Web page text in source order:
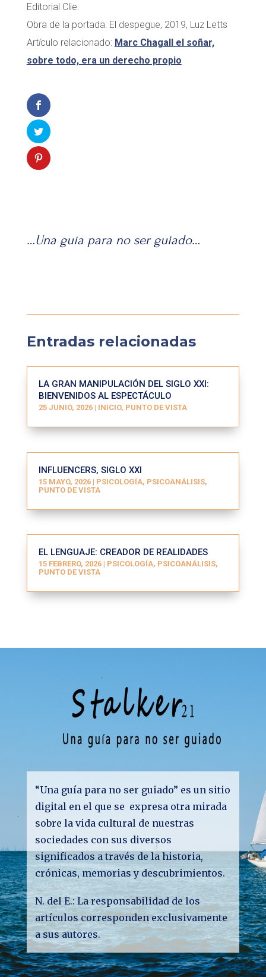
Editorial Clie.
Obra de la portada: El despegue, 2019, Luz Letts
Artículo relacionado: Marc Chagall el soñar,
sobre todo, era un derecho propio
…Una guía para no ser guiado…
Entradas relacionadas
LA GRAN MANIPULACIÓN DEL SIGLO XXI:
BIENVENIDOS AL ESPECTÁCULO
25 JUNIO, 2026| INICIO, PUNTO DE VISTA
INFLUENCERS, SIGLO XXI
15 MAYO, 2026| PSICOLOGÍA, PSICOANÁLISIS,
PUNTO DE VISTA
EL LENGUAJE: CREADOR DE REALIDADES
15 FEBRERO, 2026| PSICOLOGÍA, PSICOANÁLISIS,
PUNTO DE VISTA
“Una guía para no ser guiado” es un sitio
digital en el que se expresa otra mirada
sobre la vida cultural de nuestras
sociedades con sus diversos
significados a través de la historia,
crónicas, memorias y descubrimientos.
N. del E.: La responsabilidad de los
artículos corresponden exclusivamente
a sus autores.